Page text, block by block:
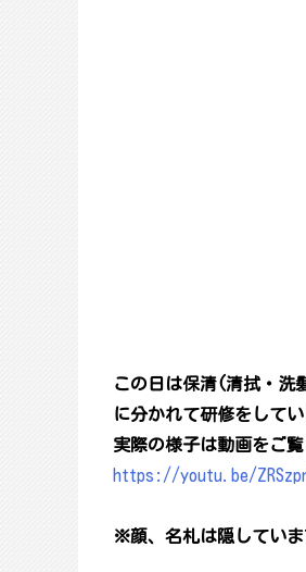
この日は保清(清拭・洗
に分かれて研修をしてい
実際の様子は動画をご
https://youtu.be/
※顔、名札は隠してい